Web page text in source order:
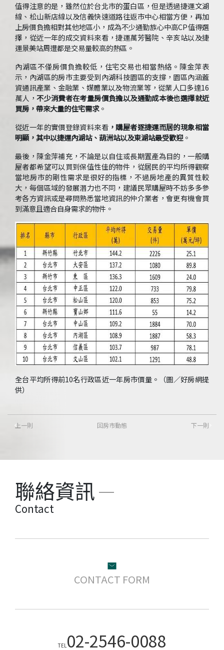
值得注意的是，雖然位於台北市的蛋白區，但是透過捷運文湖
線、松山新店線以及信義快速道路往返市中心相當方便，再加
上房價負擔相對其他地區小，成為不少通勤族心中高CP值得選
擇，從近一年的成交資料來看，捷運萬芳醫院、辛亥站以及捷
運景美站周遭都是交易量較高的熱區。
內湖區不僅房價負擔較低，住宅交易也相當熱絡。陳金萍表
示，內湖區的房市主要受到內湖科技園區的支撐，園區內涵蓋
資通訊產業、金融業、媒體業以及物流業等，從業人口多達16
萬人，不少消費者在考量房價負擔以及通勤成本後也選擇就近
買房，帶來大量的住宅需求。
從近一年的實價登錄資料來看 ，購屋者逐捷運而居的現象相當
明顯，其中以捷運內湖站、葫洲站以及東湖站最受歡迎 。
最後，陳金萍補充，不論是以自住或長期置產為目的，一般購
屋者都希望可以買到保值性佳的物件，從居民的平均所得觀察
當地房市的剛性需求是很好的指標，不過房地產的異質性較
大，每個區域的發展潛力也不同，建議民眾購屋時不妨多多參
考各方資訊或是尋問熟悉當地資訊的仲介業者，會更有機會買
到滿意且適合自身需求的物件。
全台平均所得前10名行政區近一年房市價量。（圖／好房網提
供）
上一則 回房市動態 下一則
聯絡資訊
Contact
CONTACT FORM
TEL02-2546-0088